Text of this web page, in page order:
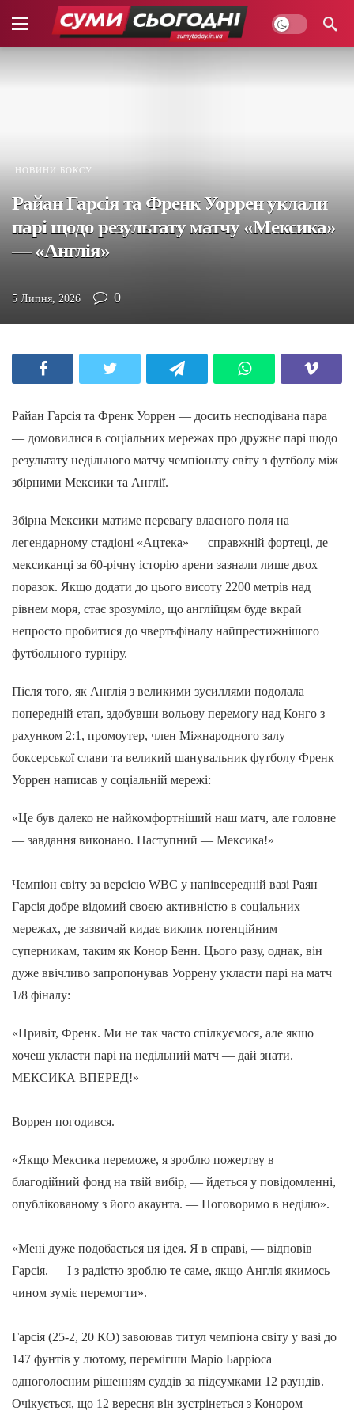
НОВИНИ БОКСУ
Райан Гарсія та Френк Уоррен уклали
парі щодо результату матчу «Мексика»
— «Англія»
5 Липня, 2026 0
Райан Гарсія та Френк Уоррен — досить несподівана пара
— домовилися в соціальних мережах про дружнє парі щодо
результату недільного матчу чемпіонату світу з футболу між
збірними Мексики та Англії.
Збірна Мексики матиме перевагу власного поля на
легендарному стадіоні «Ацтека» — справжній фортеці, де
мексиканці за 60-річну історію арени зазнали лише двох
поразок. Якщо додати до цього висоту 2200 метрів над
рівнем моря, стає зрозуміло, що англійцям буде вкрай
непросто пробитися до чвертьфіналу найпрестижнішого
футбольного турніру.
Після того, як Англія з великими зусиллями подолала
попередній етап, здобувши вольову перемогу над Конго з
рахунком 2:1, промоутер, член Міжнародного залу
боксерської слави та великий шанувальник футболу Френк
Уоррен написав у соціальній мережі:
«Це був далеко не найкомфортніший наш матч, але головне
— завдання виконано. Наступний — Мексика!»
Чемпіон світу за версією WBC у напівсередній вазі Раян
Гарсія добре відомий своєю активністю в соціальних
мережах, де зазвичай кидає виклик потенційним
суперникам, таким як Конор Бенн. Цього разу, однак, він
дуже ввічливо запропонував Уоррену укласти парі на матч
1/8 фіналу:
«Привіт, Френк. Ми не так часто спілкуємося, але якщо
хочеш укласти парі на недільний матч — дай знати.
МЕКСИКА ВПЕРЕД!»
Воррен погодився.
«Якщо Мексика переможе, я зроблю пожертву в
благодійний фонд на твій вибір, — йдеться у повідомленні,
опублікованому з його акаунта. — Поговоримо в неділю».
«Мені дуже подобається ця ідея. Я в справі, — відповів
Гарсія. — І з радістю зроблю те саме, якщо Англія якимось
чином зуміє перемогти».
Гарсія (25-2, 20 КО) завоював титул чемпіона світу у вазі до
147 фунтів у лютому, перемігши Маріо Барріоса
одноголосним рішенням суддів за підсумками 12 раундів.
Очікується, що 12 вересня він зустрінеться з Конором